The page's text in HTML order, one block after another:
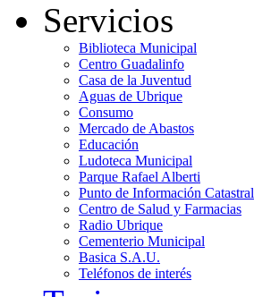
Servicios
Biblioteca Municipal
Centro Guadalinfo
Casa de la Juventud
Aguas de Ubrique
Consumo
Mercado de Abastos
Educación
Ludoteca Municipal
Parque Rafael Alberti
Punto de Información Catastral
Centro de Salud y Farmacias
Radio Ubrique
Cementerio Municipal
Basica S.A.U.
Teléfonos de interés